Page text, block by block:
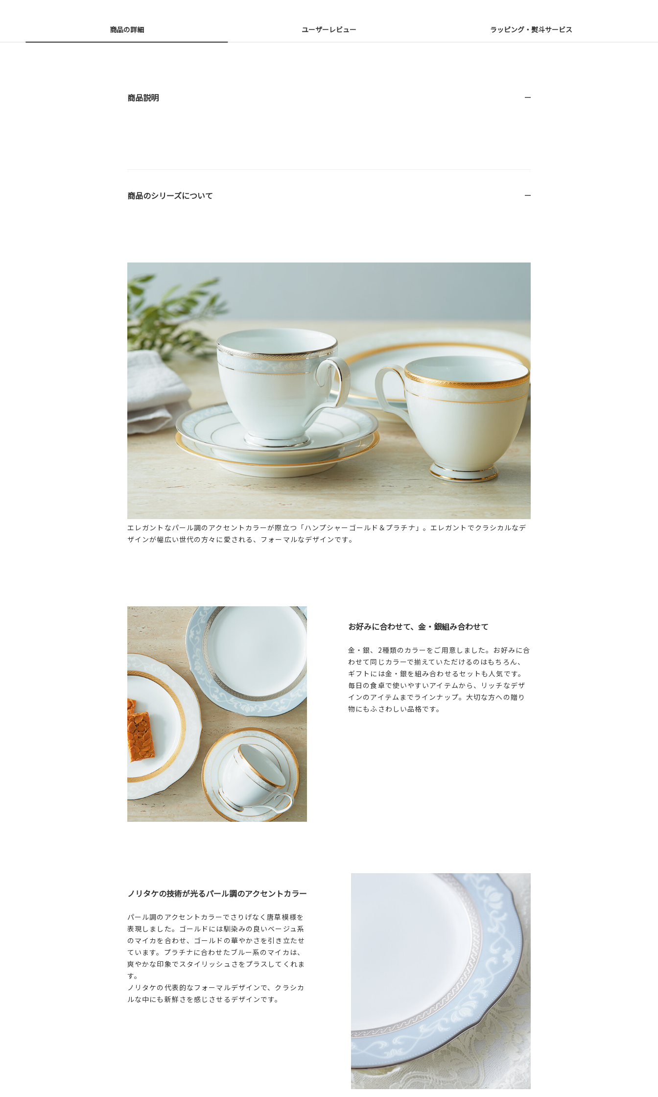
商品の詳細 ユーザーレビュー ラッピング・熨斗サービス
商品説明
商品のシリーズについて
エレガントなパール調のアクセントカラーが際立つ「ハンプシャーゴールド＆プラチナ」。エレガントでクラシカルなデ
ザインが幅広い世代の方々に愛される、フォーマルなデザインです。
お好みに合わせて、金・銀組み合わせて
金・銀、2種類のカラーをご用意しました。お好みに合
わせて同じカラーで揃えていただけるのはもちろん、
ギフトには金・銀を組み合わせるセットも人気です。
毎日の食卓で使いやすいアイテムから、リッチなデザ
インのアイテムまでラインナップ。大切な方への贈り
物にもふさわしい品格です。
ノリタケの技術が光るパール調のアクセントカラー
パール調のアクセントカラーでさりげなく唐草模様を
表現しました。ゴールドには馴染みの良いベージュ系
のマイカを合わせ、ゴールドの華やかさを引き立たせ
ています。プラチナに合わせたブルー系のマイカは、
爽やかな印象でスタイリッシュさをプラスしてくれま
す。
ノリタケの代表的なフォーマルデザインで、クラシカ
ルな中にも新鮮さを感じさせるデザインです。